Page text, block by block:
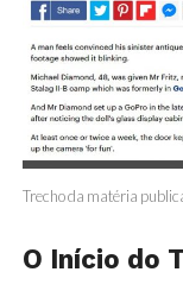
Trecho da matéria
O Início do